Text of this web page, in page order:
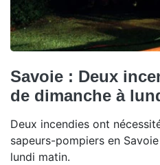
Savoie : Deux
de dimanche à
Deux incendies ont
sapeurs-pompiers en
lundi matin.